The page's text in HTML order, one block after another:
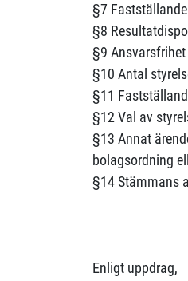
§7
§8
§9
§10 Antal
§11
§12 Val av
§13 Annat
bolagsordning
§14 Stämmans
Enligt uppdrag,